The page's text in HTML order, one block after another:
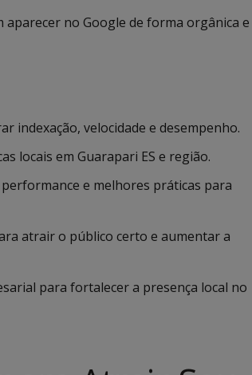
aparecer no Google de forma orgânica e
indexação, velocidade e desempenho.
locais em Guarapari ES e região.
e melhores práticas para
atrair o público certo e aumentar a
para fortalecer a presença local no